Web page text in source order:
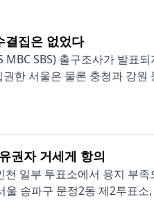
집은 없었다
SBS) 출구조사가 발표
한 서울은 물론 충청과 강원
권자 거세게 항의
일부 투표소에서 용지 부
송파구 문정2동 제2투표소